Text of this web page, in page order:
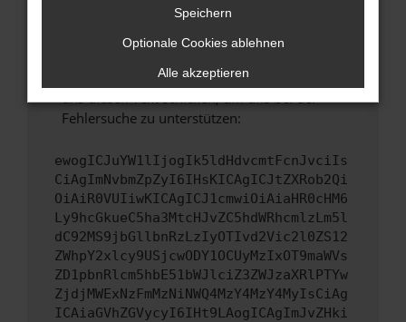
Wende dich an den Webseitenbetreiber.
Wenn du alle oben genannten Schritte versucht
versuchen, das Problem zu beheben. Du kannst
uns diesen Text schicken, um uns bei der
Fehlersuche zu unterstützen:
ewogICJuYW1lIjogIk5ldHdvcmtFcnJvciIs
CiAgImNvbmZpZyI6IHsKICAgICJtZXRob2Qi
OiAiR0VUIiwKICAgICJ1cmwiOiAiaHR0cHM6
Ly9hcGkueC5ha3MtcHJvZC5hdWRhcmlzLm5l
dC92MS9jbGllbnRzLzIyOTIvd2Vic2l0ZS12
ZWhpY2xlcy9USjcwODY1OCUyMzIxOT9maWVs
ZD1pbnRlcm5hbE51bWJlciZ3ZWJzaXRlPTYw
ZjdjMWExNzFmMzNiNWQ4MzY4MzY4MyIsCiAg
ICAiaGVhZGVycyI6IHt9LAogICAgImJvZHki
Speichern
Optionale Cookies ablehnen
Alle akzeptieren